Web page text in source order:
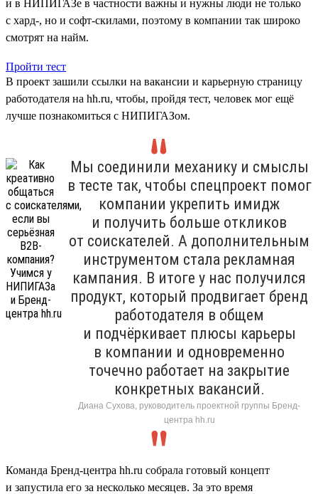
и в НИПИГАЗе в частности важны и нужны люди не только
с хард-, но и софт-скилами, поэтому в компании так широко
смотрят на найм.
Пройти тест
В проект зашили ссылки на вакансии и карьерную страницу
работодателя на hh.ru, чтобы, пройдя тест, человек мог ещё
лучше познакомиться с НИПИГАЗом.
Мы соединили механику и смыслы
в тесте так, чтобы спецпроект помог
компании укрепить имидж
и получить больше откликов
от соискателей. А дополнительным
инструментом стала рекламная
кампания. В итоге у нас получился
продукт, который продвигает бренд
работодателя в общем
и подчёркивает плюсы карьеры
в компании и одновременно
точечно работает на закрытие
конкретных вакансий.
Диана Сухова, руководитель проектной группы Бренд-
центра hh.ru
Команда Бренд-центра hh.ru собрала готовый концепт
и запустила его за несколько месяцев. За это время